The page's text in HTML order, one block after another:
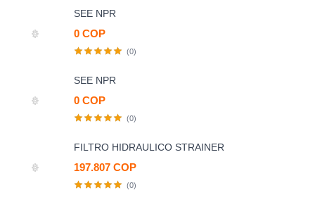
SEE NPR
0 COP
(0)
SEE NPR
0 COP
(0)
FILTRO HIDRAULICO STRAINER
197.807 COP
(0)